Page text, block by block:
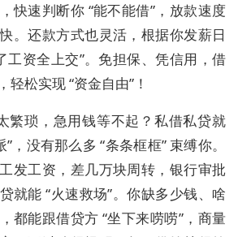
快速判断你 “能不能借”，放款速度
。还款方式也灵活，根据你发薪日
工资全上交”。免担保、凭信用，借
松实现 “资金自由”！​
繁琐，急用钱等不起？私借私贷就
，没有那么多 “条条框框” 束缚你。
发工资，差几万块周转，银行审批
就能 “火速救场”。你缺多少钱、啥
都能跟借贷方 “坐下来唠唠”，商量